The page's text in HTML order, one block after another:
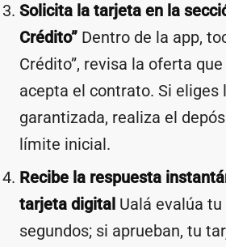
Solicita la tarjeta en la
Crédito” Dentro de la app,
Crédito”, revisa la oferta
acepta el contrato. Si eliges
garantizada, realiza el
límite inicial.
Recibe la respuesta
tarjeta digital Ualá evalúa
segundos; si aprueban, tu